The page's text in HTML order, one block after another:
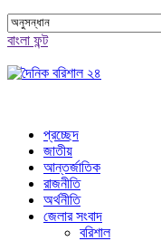
বাংলা ফন্ট
প্রচ্ছেদ
জাতীয়
আন্তর্জাতিক
রাজনীতি
অর্থনীতি
জেলার সংবাদ
বরিশাল